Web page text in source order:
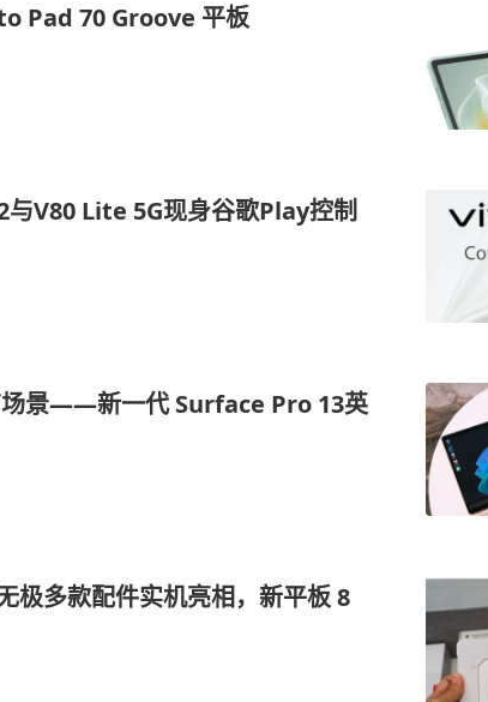
Pad 70 Groove 平板
与V80 Lite 5G现身谷歌Play控制
场景——新一代 Surface Pro 13英
极多款配件实机亮相，新平板 8